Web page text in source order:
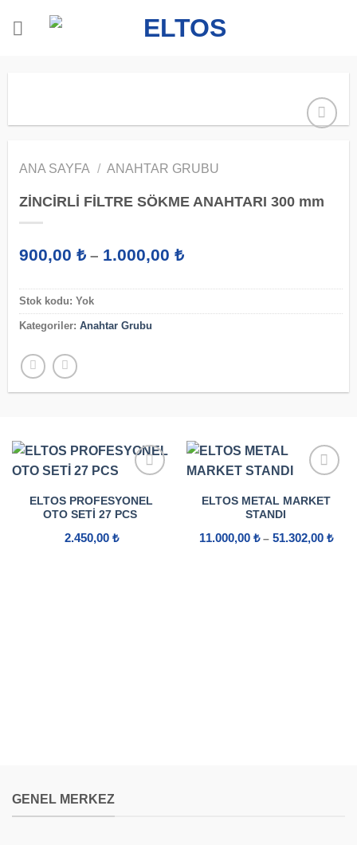
ANA SAYFA / ANAHTAR GRUBU
ZİNCİRLİ FİLTRE SÖKME ANAHTARI 300 mm
900,00 ₺ – 1.000,00 ₺aralığı:
-
Stok kodu: Yok
Kategoriler: Anahtar Grubu
ELTOS PROFESYONEL
OTO SETI 27 PCS
2.450,00 ₺
ELTOS METAL MARKET
STANDI
11.000,00 ₺ – 51.302,00 ₺
GENEL MERKEZ